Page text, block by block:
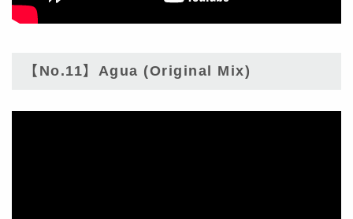
【No.11】Agua (Original Mix)